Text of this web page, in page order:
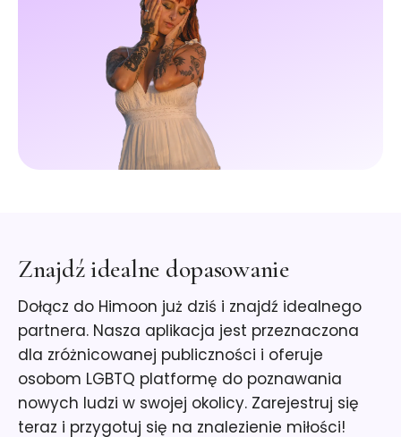
Znajdź idealne dopasowanie
Dołącz do Himoon już dziś i znajdź idealnego
partnera. Nasza aplikacja jest przeznaczona
dla zróżnicowanej publiczności i oferuje
osobom LGBTQ platformę do poznawania
nowych ludzi w swojej okolicy. Zarejestruj się
teraz i przygotuj się na znalezienie miłości!